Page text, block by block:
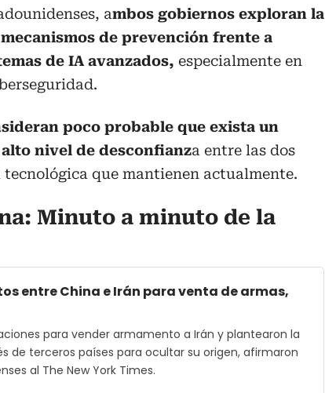
ambos gobiernos exploran la
de prevención frente a
de IA avanzados, especialmente en
poco probable que exista un
nivel de desconfianza entre las dos
que mantienen actualmente.
Minuto a minuto de la
entre China e Irán para venta de armas,
para vender armamento a Irán y plantearon la
de terceros países para ocultar su origen, afirmaron
al The New York Times.